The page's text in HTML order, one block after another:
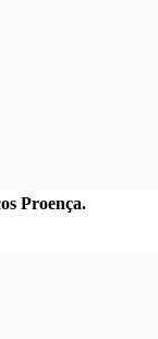
Proença.